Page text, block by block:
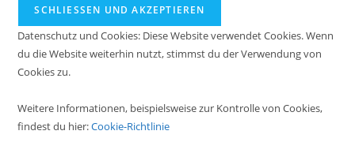
Datenschutz und Cookies: Diese Website verwendet Cookies. Wenn
du die Website weiterhin nutzt, stimmst du der Verwendung von
Cookies zu.
Weitere Informationen, beispielsweise zur Kontrolle von Cookies,
findest du hier:Cookie-Richtlinie